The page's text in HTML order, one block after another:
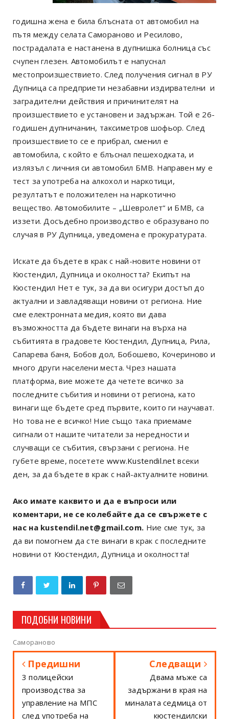
годишна жена е била блъсната от автомобил на
пътя между селата Самораново и Ресилово,
пострадалата е настанена в дупнишка болница със
счупен глезен. Автомобилът е напуснал
местопроизшествието. След получения сигнал в РУ
Дупница са предприети незабавни издирвателни и
заградителни действия и причинителят на
произшествието е установен и задържан. Той е 26-
годишен дупничанин, таксиметров шофьор. След
произшествието се е прибрал, сменил е
автомобила, с който е блъснал пешеходката, и
излязъл с личния си автомобил БМВ. Направен му е
тест за употреба на алкохол и наркотици,
резултатът е положителен на наркотично
вещество. Автомобилите – „Шевролет“ и БМВ, са
иззети. Досъдебно производство е образувано по
случая в РУ Дупница, уведомена е прокуратурата.
Искате да бъдете в крак с най-новите новини от
Кюстендил, Дупница и околността? Екипът на
Кюстендил Нет е тук, за да ви осигури достъп до
актуални и завладяващи новини от региона. Ние
сме електронната медия, която ви дава
възможността да бъдете винаги на върха на
събитията в градовете Кюстендил, Дупница, Рила,
Сапарева баня, Бобов дол, Бобошево, Кочериново и
много други населени места. Чрез нашата
платформа, вие можете да четете всичко за
последните събития и новини от региона, като
винаги ще бъдете сред първите, които ги научават.
Но това не е всичко! Ние също така приемаме
сигнали от нашите читатели за нередности и
случващи се събития, свързани с региона. Не
губете време, посетете www.Kustendil.net всеки
ден, за да бъдете в крак с най-актуалните новини.
Ако имате каквито и да е въпроси или
коментари, не се колебайте да се свържете с
нас на kustendil.net@gmail.com. Ние сме тук, за
да ви помогнем да сте винаги в крак с последните
новини от Кюстендил, Дупница и околността!
ПОДОБНИ НОВИНИ
Самораново
Предишни
3 полицейски
производства за
управление на МПС
след употреба на
Следващи
Двама мъже са
задържани в края на
миналата седмица от
кюстендилски